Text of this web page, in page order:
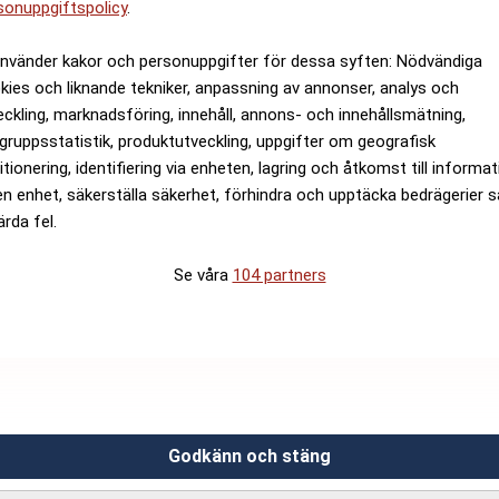
.
kakor och personuppgifter för dessa syften: Nödvändiga
och liknande tekniker, anpassning av annonser, analys och
marknadsföring, innehåll, annons- och innehållsmätning,
produktutveckling, uppgifter om geografisk
identifiering via enheten, lagring och åtkomst till
enhet, säkerställa säkerhet, förhindra och upptäcka bedrägerier
fel.
Se våra 104 partners
Godkänn och stäng
som slutar kostar miljarder
nyhetskanal för dig
ekonomi, sparande,
Integritetspolicy E55
Annonsera på E55
Relevance AI-policy